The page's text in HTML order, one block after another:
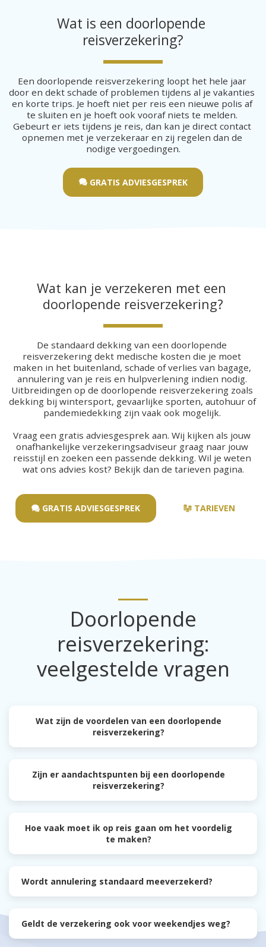
Wat is een doorlopende
reisverzekering?
Een doorlopende reisverzekering loopt het hele jaar
door en dekt schade of problemen tijdens al je vakanties
en korte trips. Je hoeft niet per reis een nieuwe polis af
te sluiten en je hoeft ook vooraf niets te melden.
Gebeurt er iets tijdens je reis, dan kan je direct contact
opnemen met je verzekeraar en zij regelen dan de
nodige vergoedingen.
GRATIS ADVIESGESPREK
Wat kan je verzekeren met een
doorlopende reisverzekering?
De standaard dekking van een doorlopende
reisverzekering dekt medische kosten die je moet
maken in het buitenland, schade of verlies van bagage,
annulering van je reis en hulpverlening indien nodig.
Uitbreidingen op de doorlopende reisverzekering zoals
dekking bij wintersport, gevaarlijke sporten, autohuur of
pandemiedekking zijn vaak ook mogelijk.
Vraag een gratis adviesgesprek aan. Wij kijken als jouw
onafhankelijke verzekeringsadviseur graag naar jouw
reisstijl en zoeken een passende dekking. Wil je weten
wat ons advies kost? Bekijk dan de tarieven pagina.
GRATIS ADVIESGESPREK TARIEVEN
Doorlopende
reisverzekering:
veelgestelde vragen
Wat zijn de voordelen van een doorlopende
reisverzekering?
Zijn er aandachtspunten bij een doorlopende
reisverzekering?
Hoe vaak moet ik op reis gaan om het voordelig
te maken?
Wordt annulering standaard meeverzekerd?
Geldt de verzekering ook voor weekendjes weg?